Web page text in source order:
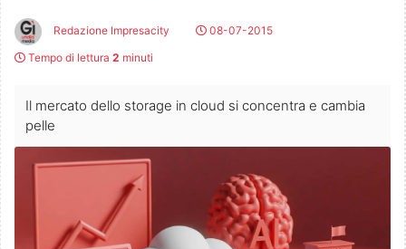
Redazione Impresacity
08-07-2015
Tempo di lettura 2 minuti
Il mercato dello storage in cloud si concentra e cambia
pelle